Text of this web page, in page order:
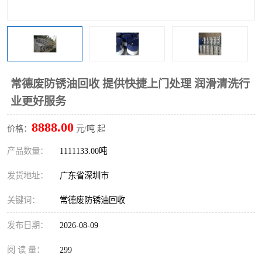
常德废防锈油回收 提供快捷上门处理 润滑清洗行
业更好服务
价格： 8888.00 元/吨 起
产品数量： 1111133.00吨
发货地址： 广东省深圳市
关键词： 常德废防锈油回收
发布日期： 2026-08-09
阅 读 量： 299